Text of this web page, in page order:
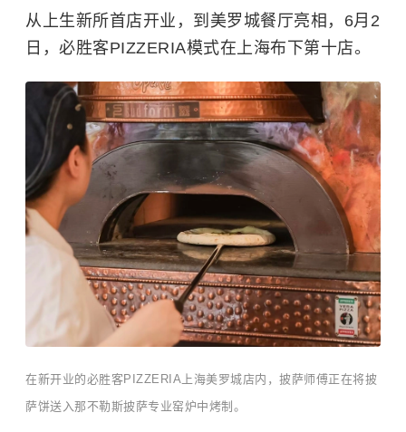
从上生新所首店开业，到美罗城餐厅亮相，6月2
日，必胜客PIZZERIA模式在上海布下第十店。
在新开业的必胜客PIZZERIA上海美罗城店内，披萨师傅正在将披
萨饼送入那不勒斯披萨专业窑炉中烤制。